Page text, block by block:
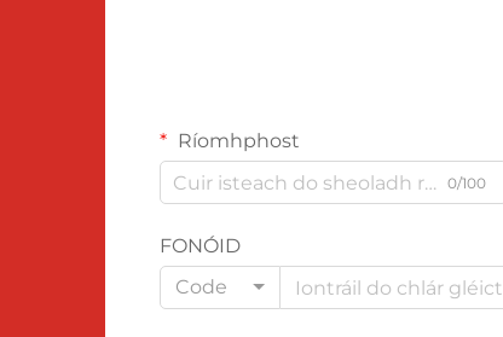
Ríomhphost
0/100
FONÓID
Code